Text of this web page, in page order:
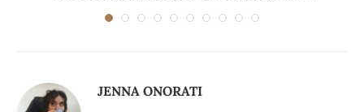
JENNA ONORATI